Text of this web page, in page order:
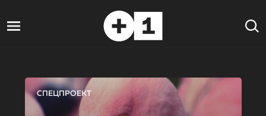
СПЕЦПРОЕКТ